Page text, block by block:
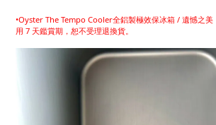
•Oyster The Tempo Cooler全鋁製極效保冰箱 / 遺憾之美
用 7 天鑑賞期，恕不受理退換貨。